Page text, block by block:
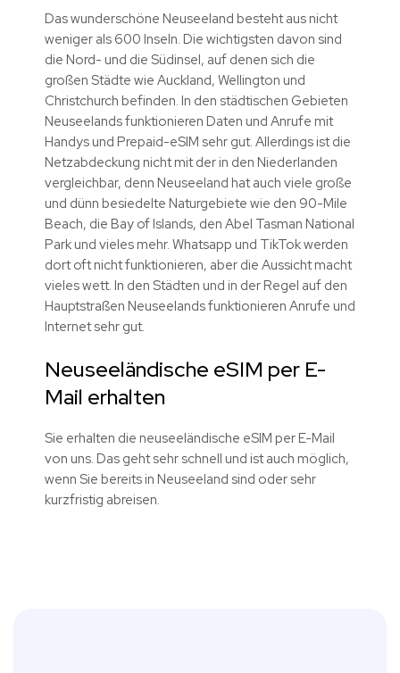
Das wunderschöne Neuseeland besteht aus nicht
weniger als 600 Inseln. Die wichtigsten davon sind
die Nord- und die Südinsel, auf denen sich die
großen Städte wie Auckland, Wellington und
Christchurch befinden. In den städtischen Gebieten
Neuseelands funktionieren Daten und Anrufe mit
Handys und Prepaid-eSIM sehr gut. Allerdings ist die
Netzabdeckung nicht mit der in den Niederlanden
vergleichbar, denn Neuseeland hat auch viele große
und dünn besiedelte Naturgebiete wie den 90-Mile
Beach, die Bay of Islands, den Abel Tasman National
Park und vieles mehr. Whatsapp und TikTok werden
dort oft nicht funktionieren, aber die Aussicht macht
vieles wett. In den Städten und in der Regel auf den
Hauptstraßen Neuseelands funktionieren Anrufe und
Internet sehr gut.
Neuseeländische eSIM per E-
Mail erhalten
Sie erhalten die neuseeländische eSIM per E-Mail
von uns. Das geht sehr schnell und ist auch möglich,
wenn Sie bereits in Neuseeland sind oder sehr
kurzfristig abreisen.